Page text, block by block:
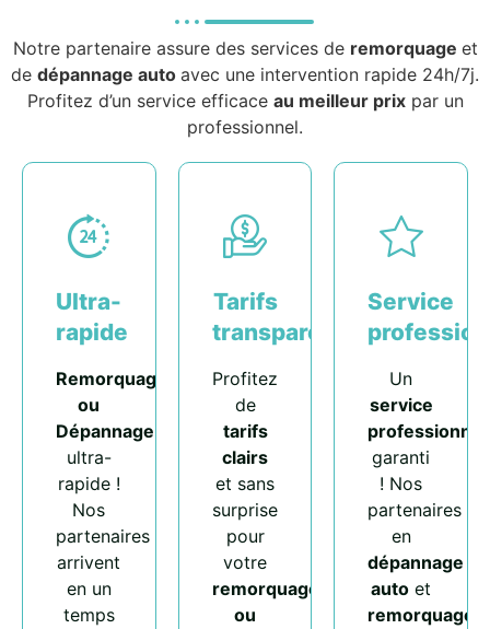
Notre partenaire assure des services de remorquage et
de dépannage auto avec une intervention rapide 24h/7j.
Profitez d’un service efficace au meilleur prixpar un
professionnel.
Ultra-
rapide
Remorquage
ou
Dépannage
ultra-
rapide !
Nos
partenaires
arrivent
en un
temps
Tarifs
transparents
Profitez
de
tarifs
clairs
et sans
surprise
pour
votre
remorquage
ou
Service
Un
service
professionnel
garanti
! Nos
partenaires
en
dépannage
auto et
remorquage